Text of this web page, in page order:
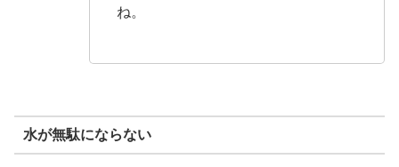
ね。
水が無駄にならない